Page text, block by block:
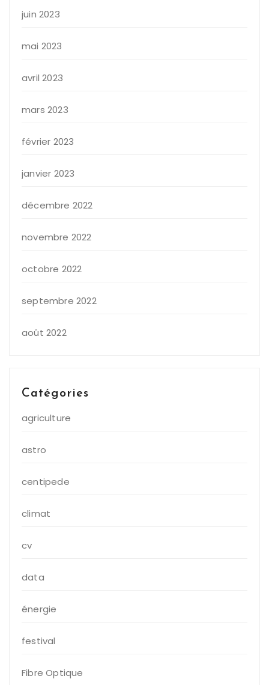
juin 2023
mai 2023
avril 2023
mars 2023
février 2023
janvier 2023
décembre 2022
novembre 2022
octobre 2022
septembre 2022
août 2022
Catégories
agriculture
astro
centipede
climat
cv
data
énergie
festival
Fibre Optique